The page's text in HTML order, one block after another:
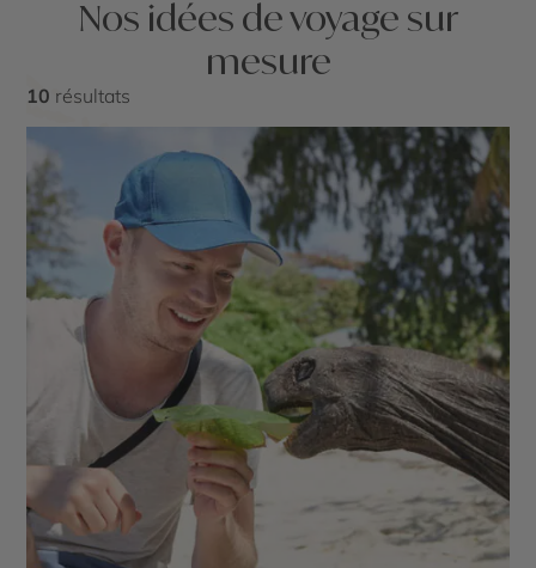
Nos idées de voyage sur
mesure
10 résultats